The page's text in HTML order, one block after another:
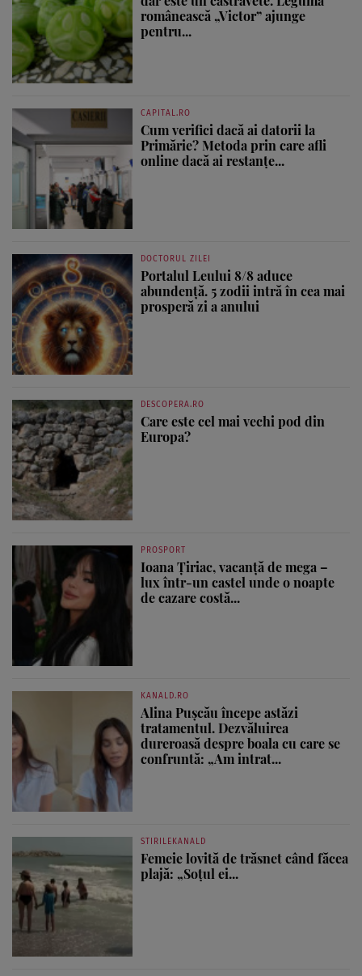
românească „Victor” ajunge
pentru...
CAPITAL.RO
Cum verifici dacă ai datorii la
Primărie? Metoda prin care afli
online dacă ai restanțe...
DOCTORUL ZILEI
Portalul Leului 8/8 aduce
abundență. 5 zodii intră în cea mai
prosperă zi a anului
DESCOPERA.RO
Care este cel mai vechi pod din
Europa?
PROSPORT
Ioana Țiriac, vacanță de mega –
lux într-un castel unde o noapte
de cazare costă...
KANALD.RO
Alina Pușcău începe astăzi
tratamentul. Dezvăluirea
dureroasă despre boala cu care se
confruntă: „Am intrat...
STIRILEKANALD
Femeie lovită de trăsnet când făcea
plajă: „Soțul ei...